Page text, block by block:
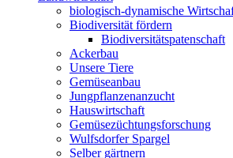
biologisch-dynamische
Biodiversität fördern
Biodiversitätspatenschaft
Ackerbau
Unsere Tiere
Gemüseanbau
Jungpflanzenanzucht
Hauswirtschaft
Gemüsezüchtungsforschung
Wulfsdorfer Spargel
Selber gärtnern